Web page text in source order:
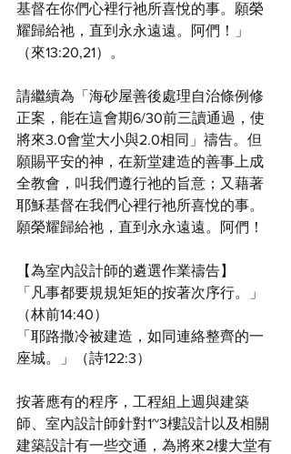
基督在你們心裡行祂所喜悅的事。願榮
耀歸給祂，直到永永遠遠。阿們！」
（來13:20,21）。
請繼續為「海砂屋善後處理自治條例修
正案，能在這會期6/30前三讀通過，使
將來3.0會堂大小與2.0相同」禱告。但
願賜平安的神，在新堂建造的善事上成
全教會，叫我們遵行祂的旨意；又藉著
耶穌基督在我們心裡行祂所喜悅的事。
願榮耀歸給祂，直到永永遠遠。阿們！
【為室內設計師的遴選作業禱告】
「凡事都要規規矩矩的按著次序行。」
（林前14:40）
「耶路撒冷被建造，如同連絡整齊的一
座城。」（詩122:3）
按著應有的程序，工程組上週與建築
師、室內設計師針對1~3樓設計以及相關
建築設計有一些交通，為將來2樓大堂有